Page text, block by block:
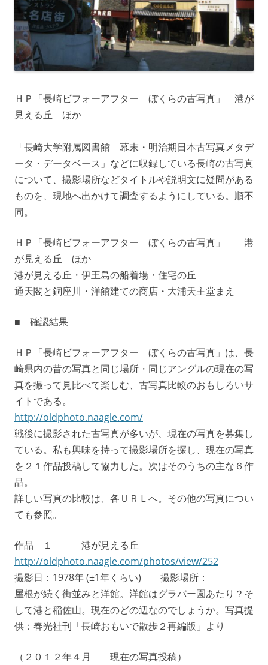
ＨＰ「長崎ビフォーアフター ぼくらの古写真」 港が
見える丘 ほか
「長崎大学附属図書館 幕末・明治期日本古写真メタデ
ータ・データベース」などに収録している長崎の古写真
について、撮影場所などタイトルや説明文に疑問がある
ものを、現地へ出かけて調査するようにしている。順不
同。
ＨＰ「長崎ビフォーアフター ぼくらの古写真」 港
が見える丘 ほか
港が見える丘・伊王島の船着場・住宅の丘
通天閣と銅座川・洋館建ての商店・大浦天主堂まえ
■ 確認結果
ＨＰ「長崎ビフォーアフター ぼくらの古写真」は、長
崎県内の昔の写真と同じ場所・同じアングルの現在の写
真を撮って見比べて楽しむ、古写真比較のおもしろいサ
イトである。
http://oldphoto.naagle.com/
戦後に撮影された古写真が多いが、現在の写真を募集し
ている。私も興味を持って撮影場所を探し、現在の写真
を２１作品投稿して協力した。次はそのうちの主な６作
品。
詳しい写真の比較は、各ＵＲＬへ。その他の写真につい
ても参照。
作品 １ 港が見える丘
http://oldphoto.naagle.com/photos/view/252
撮影日：1978年 (±1年くらい) 撮影場所：
屋根が続く街並みと洋館。洋館はグラバー園あたり？そ
して港と稲佐山。現在のどの辺なのでしょうか。写真提
供：春光社刊「長崎おもいで散歩２再編版」より
（２０１２年４月 現在の写真投稿）